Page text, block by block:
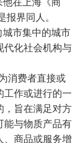
界同人。
市集中的城市
代化社会机构与
消费者直接或
作或进行的一
，旨在满足对方
能与物质产品有
、商品或服务增